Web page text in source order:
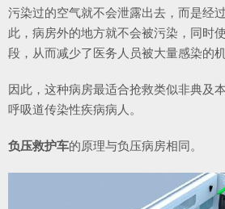
污染过的空气就不会泄露出去，而是经
此，病房外的地方就不会被污染，同时
段，从而减少了医务人员被大量感染的机
因此，这种病房最适合抢救类似非典及
呼吸道传染性疾病病人。
负压救护车的原理与负压病房相同。